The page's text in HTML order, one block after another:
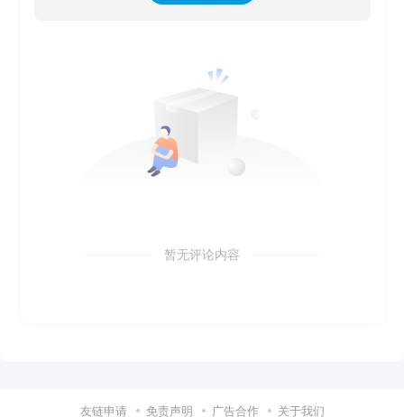
暂无评论内容
友链申请 免责声明 广告合作 关于我们